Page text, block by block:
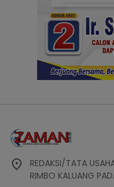
REDAKSI/TATA
RIMBO KALUANG